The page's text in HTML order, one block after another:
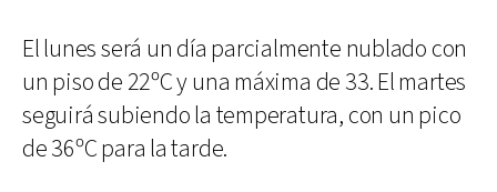
El lunes será un día parcialmente nublado con
un piso de 22ºC y una máxima de 33. El martes
seguirá subiendo la temperatura, con un pico
de 36ºC para la tarde.